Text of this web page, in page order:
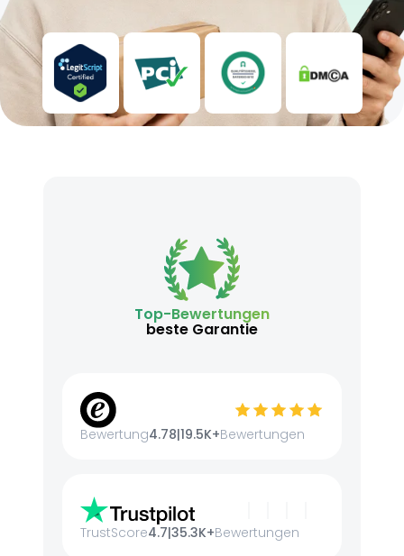
Top-Bewertungen
beste Garantie
Bewertung4.78|19.5K+Bewertungen
TrustScore4.7|35.3K+Bewertungen